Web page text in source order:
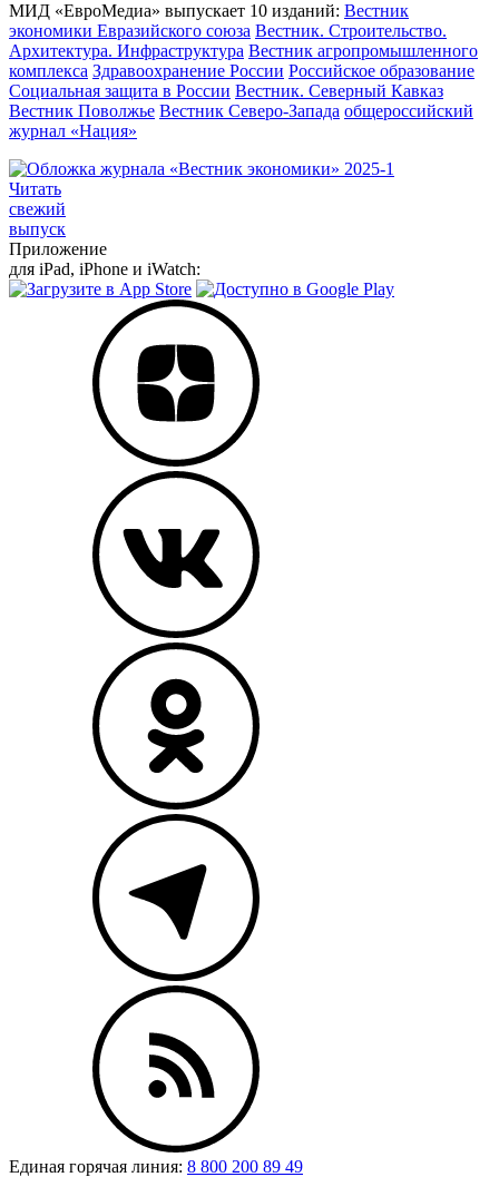
МИД «ЕвроМедиа» выпускает 10 изданий: Вестник
экономики Евразийского союза Вестник. Строительство.
Архитектура. Инфраструктура Вестник агропромышленного
комплекса Здравоохранение России Российское образование
Социальная защита в России Вестник. Северный Кавказ
Вестник Поволжье Вестник Северо-Запада общероссийский
журнал «Нация»
Читать
свежий
выпуск
Приложение
для iPad, iPhone и iWatch:
Единая горячая линия: 8 800 200 89 49